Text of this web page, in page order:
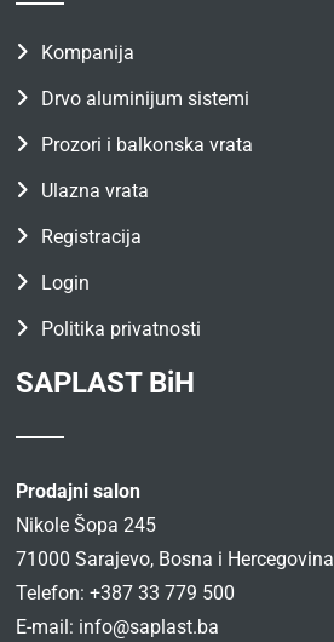
Kompanija
Drvo aluminijum sistemi
Prozori i balkonska vrata
Ulazna vrata
Registracija
Login
Politika privatnosti
SAPLAST BiH
Prodajni salon
Nikole Šopa 245
71000 Sarajevo, Bosna i Hercegovina
Telefon: +387 33 779 500
E-mail: info@saplast.ba